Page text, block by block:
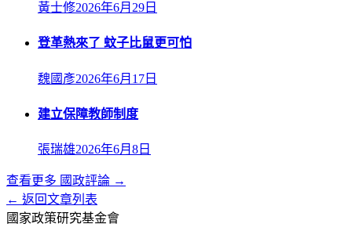
黃士修2026年6月29日
登革熱來了 蚊子比鼠更可怕
魏國彥2026年6月17日
建立保障教師制度
張瑞雄2026年6月8日
查看更多 國政評論 →
← 返回文章列表
國家政策研究基金會